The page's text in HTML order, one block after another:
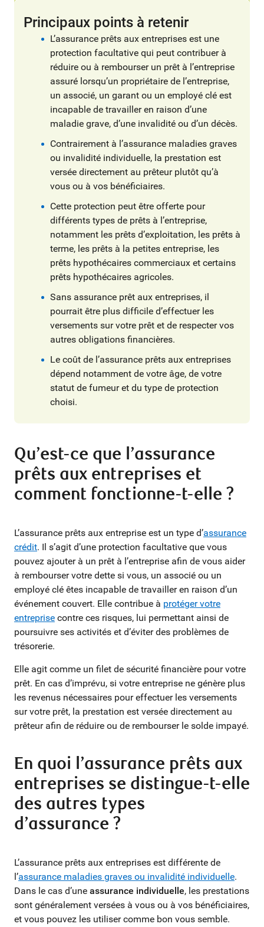
Principaux points à retenir
L’assurance prêts aux entreprises est une
protection facultative qui peut contribuer à
réduire ou à rembourser un prêt à l’entreprise
assuré lorsqu’un propriétaire de l’entreprise,
un associé, un garant ou un employé clé est
incapable de travailler en raison d’une
maladie grave, d’une invalidité ou d’un décès.
Contrairement à l’assurance maladies graves
ou invalidité individuelle, la prestation est
versée directement au prêteur plutôt qu’à
vous ou à vos bénéficiaires.
Cette protection peut être offerte pour
différents types de prêts à l’entreprise,
notamment les prêts d’exploitation, les prêts à
terme, les prêts à la petites entreprise, les
prêts hypothécaires commerciaux et certains
prêts hypothécaires agricoles.
Sans assurance prêt aux entreprises, il
pourrait être plus difficile d’effectuer les
versements sur votre prêt et de respecter vos
autres obligations financières.
Le coût de l’assurance prêts aux entreprises
dépend notamment de votre âge, de votre
statut de fumeur et du type de protection
choisi.
Qu’est-ce que l’assurance
prêts aux entreprises et
comment fonctionne-t-elle ?
L’assurance prêts aux entreprise est un type d’assurance
crédit. Il s’agit d’une protection facultative que vous
pouvez ajouter à un prêt à l’entreprise afin de vous aider
à rembourser votre dette si vous, un associé ou un
employé clé êtes incapable de travailler en raison d’un
événement couvert. Elle contribue à protéger votre
entreprise contre ces risques, lui permettant ainsi de
poursuivre ses activités et d’éviter des problèmes de
trésorerie.
Elle agit comme un filet de sécurité financière pour votre
prêt. En cas d’imprévu, si votre entreprise ne génère plus
les revenus nécessaires pour effectuer les versements
sur votre prêt, la prestation est versée directement au
prêteur afin de réduire ou de rembourser le solde impayé.
En quoi l’assurance prêts aux
entreprises se distingue-t-elle
des autres types
d’assurance ?
L’assurance prêts aux entreprises est différente de
l’assurance maladies graves ou invalidité individuelle.
Dans le cas d’une assurance individuelle, les prestations
sont généralement versées à vous ou à vos bénéficiaires,
et vous pouvez les utiliser comme bon vous semble.